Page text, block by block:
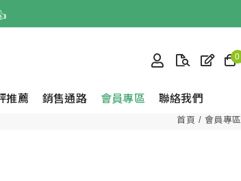
🏆️
推薦 銷售通路 會員專區 聯絡我們
0
首頁 會員專區